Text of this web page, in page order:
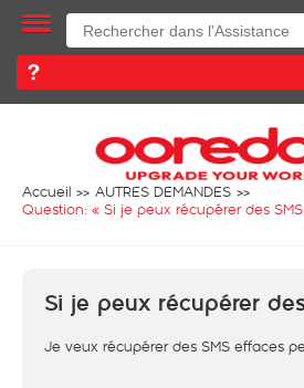
Accueil
AUTRES DEMANDES
Question: « Si je peux récupérer des
Si je peux récupérer
Je veux récupérer des SMS effaces